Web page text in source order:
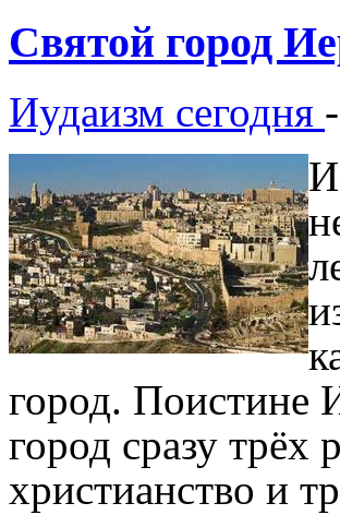
Святой город
Иудаизм сегодня -
город. Поистине
город сразу трёх
христианство и